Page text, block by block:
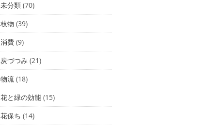
未分類 (70)
枝物 (39)
消費 (9)
炭づつみ (21)
物流 (18)
花と緑の効能 (15)
花保ち (14)